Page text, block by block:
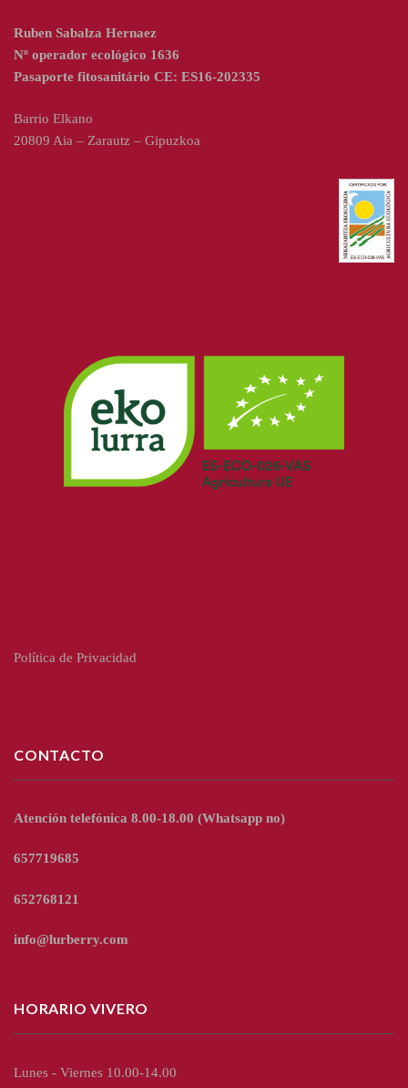
Ruben Sabalza Hernaez
Nº operador ecológico 1636
Pasaporte fitosanitário CE: ES16-202335
Barrio Elkano
20809 Aia – Zarautz – Gipuzkoa
Política de Privacidad
CONTACTO
Atención telefónica 8.00-18.00 (Whatsapp no)
657719685
652768121
info@lurberry.com
HORARIO VIVERO
Lunes - Viernes 10.00-14.00